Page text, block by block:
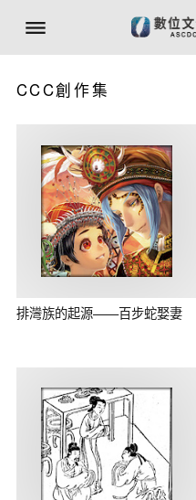
CCC創作集
排灣族的起源——百步蛇娶妻